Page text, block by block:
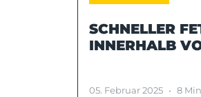
SCHNELLER
INNERHALB
05. Februar 2025 • 8